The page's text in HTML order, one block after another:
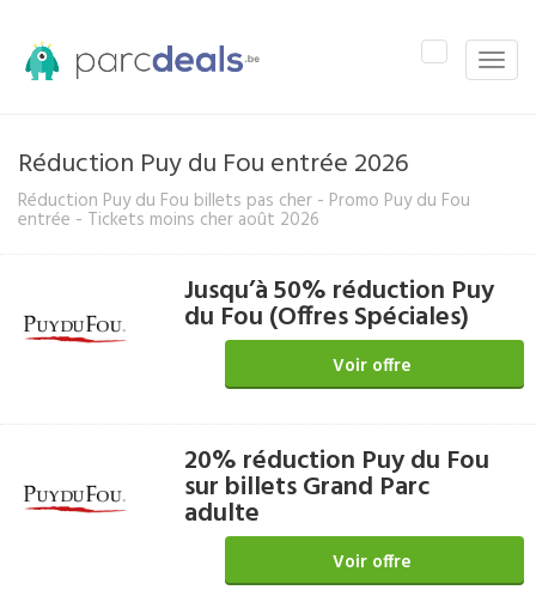
Toggle
Toggle
navigation
Réduction Puy du Fou entrée 2026
Réduction Puy du Fou billets pas cher - Promo Puy du Fou
entrée - Tickets moins cher août 2026
Jusqu’à 50% réduction Puy
du Fou (Offres Spéciales)
Voir offre
20% réduction Puy du Fou
sur billets Grand Parc
adulte
Voir offre